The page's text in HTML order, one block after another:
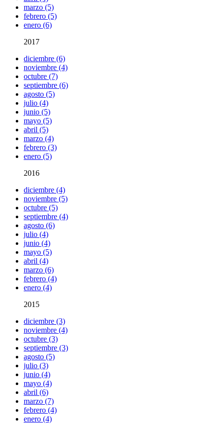
marzo (5)
febrero (5)
enero (6)
2017
diciembre (6)
noviembre (4)
octubre (7)
septiembre (6)
agosto (5)
julio (4)
junio (5)
mayo (5)
abril (5)
marzo (4)
febrero (3)
enero (5)
2016
diciembre (4)
noviembre (5)
octubre (5)
septiembre (4)
agosto (6)
julio (4)
junio (4)
mayo (5)
abril (4)
marzo (6)
febrero (4)
enero (4)
2015
diciembre (3)
noviembre (4)
octubre (3)
septiembre (3)
agosto (5)
julio (3)
junio (4)
mayo (4)
abril (6)
marzo (7)
febrero (4)
enero (4)